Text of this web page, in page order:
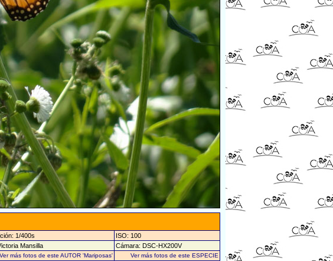
1/400s
ISO: 100
Mansilla
Cámara: DSC-HX200V
Ver más fotos de este AUTOR 'Mariposas' Ver más fotos de este ESPECIE